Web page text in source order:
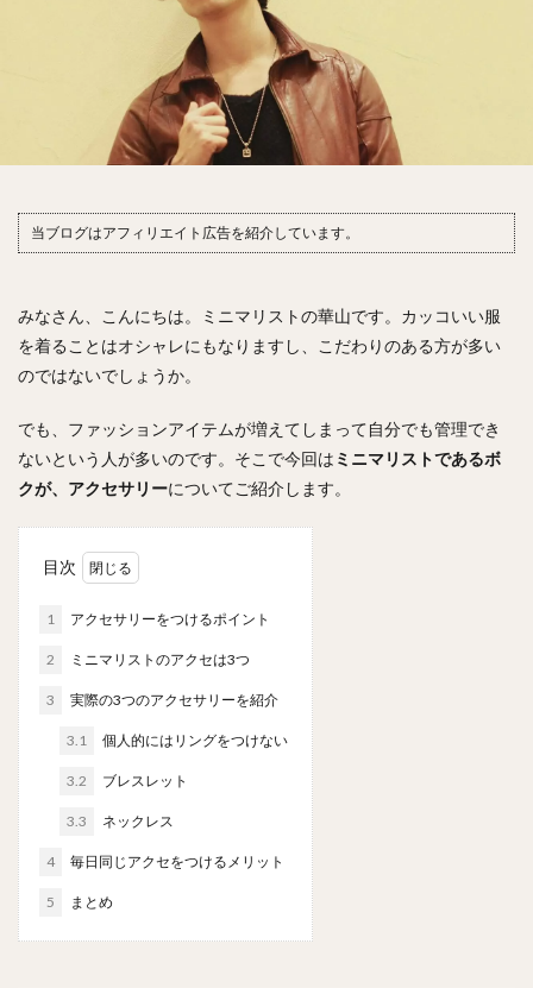
当ブログはアフィリエイト広告を紹介しています。
みなさん、こんにちは。ミニマリストの華山です。カッコいい服
を着ることはオシャレにもなりますし、こだわりのある方が多い
のではないでしょうか。
でも、ファッションアイテムが増えてしまって自分でも管理でき
ないという人が多いのです。そこで今回は ミニマリストであるボ
クが、アクセサリーについてご紹介します。
目次
1 アクセサリーをつけるポイント
2 ミニマリストのアクセは3つ
3 実際の3つのアクセサリーを紹介
3.1 個人的にはリングをつけない
3.2 ブレスレット
3.3 ネックレス
4 毎日同じアクセをつけるメリット
5 まとめ